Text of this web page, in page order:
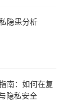
隐患分析
南：如何在复
隐私安全